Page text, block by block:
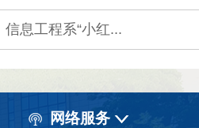
息工程系“小红...
网络服务